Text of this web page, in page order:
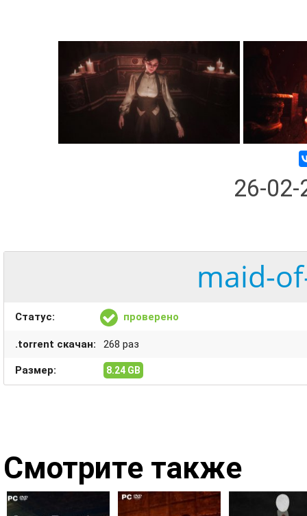
26-
maid-
Статус: проверено
.torrent скачан: 268 раз
Размер: 8.24 GB
Смотрите также